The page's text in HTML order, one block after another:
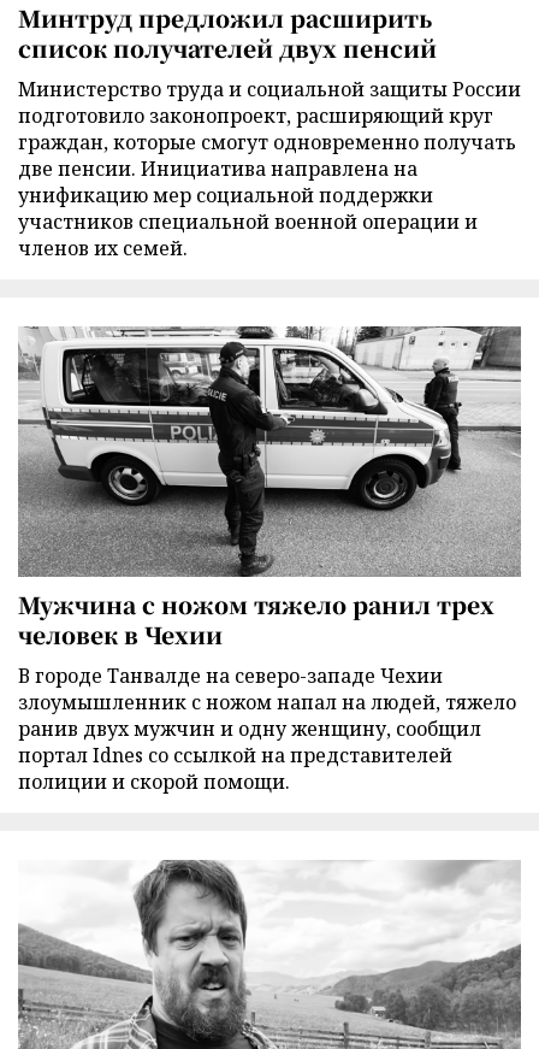
Минтруд предложил расширить
список получателей двух пенсий
Министерство труда и социальной защиты России
подготовило законопроект, расширяющий круг
граждан, которые смогут одновременно получать
две пенсии. Инициатива направлена на
унификацию мер социальной поддержки
участников специальной военной операции и
членов их семей.
Мужчина с ножом тяжело ранил трех
человек в Чехии
В городе Танвалде на северо-западе Чехии
злоумышленник с ножом напал на людей, тяжело
ранив двух мужчин и одну женщину, сообщил
портал Idnes со ссылкой на представителей
полиции и скорой помощи.